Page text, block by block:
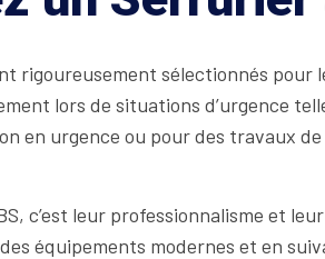
rigoureusement sélectionnés
lors de situations d’urgence
en urgence ou pour des travaux
c’est leur professionnalisme et
équipements modernes et en